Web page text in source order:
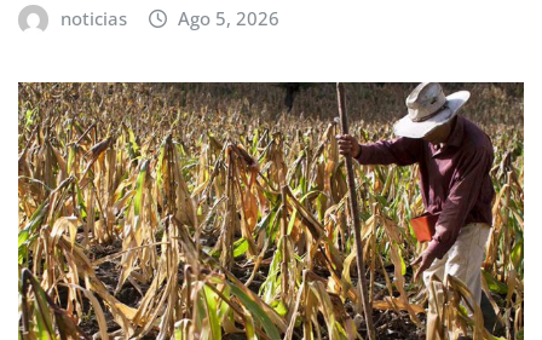
noticias Ago 5, 2026